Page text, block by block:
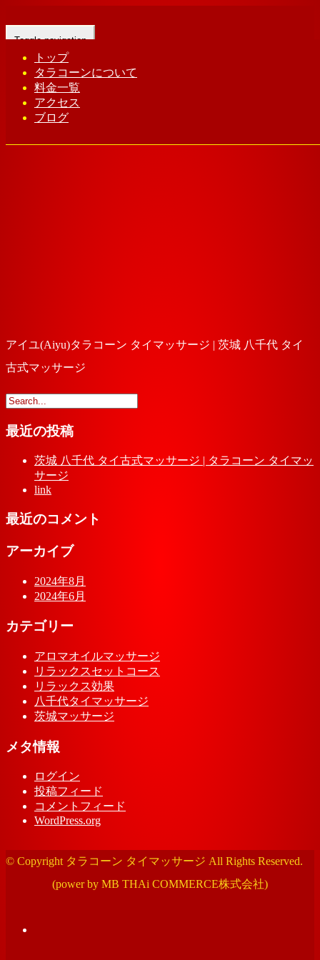
Toggle navigation
トップ
タラコーンについて
料金一覧
アクセス
ブログ
Home -アイユ…
アイユ(Aiyu)タラコーン タイマッサージ | 茨城 八千代 タイ
古式マッサージ
最近の投稿
茨城 八千代 タイ古式マッサージ | タラコーン タイマッ
サージ
link
最近のコメント
アーカイブ
2024年8月
2024年6月
カテゴリー
アロマオイルマッサージ
リラックスセットコース
リラックス効果
八千代タイマッサージ
茨城マッサージ
メタ情報
ログイン
投稿フィード
コメントフィード
WordPress.org
© Copyright タラコーン タイマッサージ All Rights Reserved.
(power by MB THAi COMMERCE株式会社)